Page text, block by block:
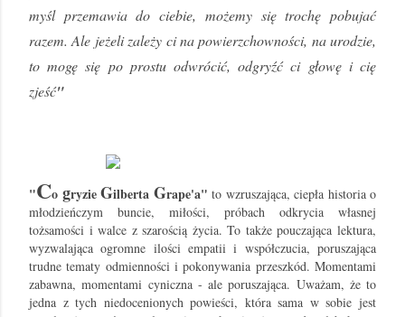
myśl przemawia do ciebie, możemy się trochę pobujać
razem. Ale jeżeli zależy ci na powierzchowności, na urodzie,
to mogę się po prostu odwrócić, odgryźć ci głowę i cię
zjeść"
"Co gryzieGilberta Grape'a" to wzruszająca, ciepła historia o
młodzieńczym buncie, miłości, próbach odkrycia własnej
tożsamości i walce z szarością życia. To także pouczająca lektura,
wyzwalająca ogromne ilości empatii i współczucia, poruszająca
trudne tematy odmienności i pokonywania przeszkód. Momentami
zabawna, momentami cyniczna - ale poruszająca. Uważam, że to
jedna z tych niedocenionych powieści, która sama w sobie jest